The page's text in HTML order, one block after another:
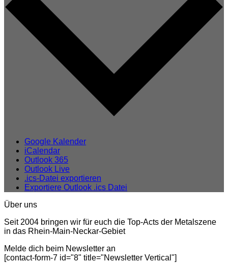
Google Kalender
iCalendar
Outlook 365
Outlook Live
.ics-Datei exportieren
Exportiere Outlook .ics Datei
Über uns
Seit 2004 bringen wir für euch die Top-Acts der Metalszene
in das Rhein-Main-Neckar-Gebiet
Melde dich beim Newsletter an
[contact-form-7 id="8" title="Newsletter Vertical"]